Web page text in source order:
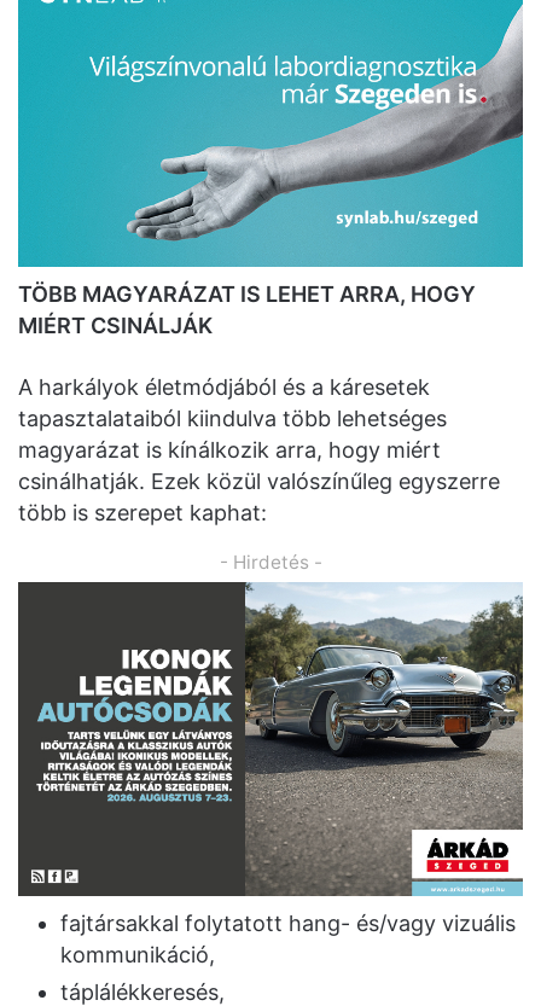
TÖBB MAGYARÁZAT IS LEHET ARRA, HOGY
MIÉRT CSINÁLJÁK
A harkályok életmódjából és a káresetek
tapasztalataiból kiindulva több lehetséges
magyarázat is kínálkozik arra, hogy miért
csinálhatják. Ezek közül valószínűleg egyszerre
több is szerepet kaphat:
- Hirdetés -
fajtársakkal folytatott hang- és/vagy vizuális
kommunikáció,
táplálékkeresés,